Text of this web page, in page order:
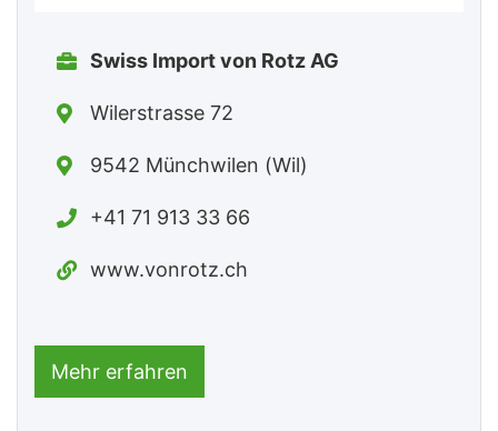
Swiss Import von Rotz AG
Wilerstrasse 72
9542 Münchwilen (Wil)
+41 71 913 33 66
www.vonrotz.ch
Mehr erfahren